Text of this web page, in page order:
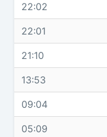
22:02
22:01
21:10
13:53
09:04
05:09